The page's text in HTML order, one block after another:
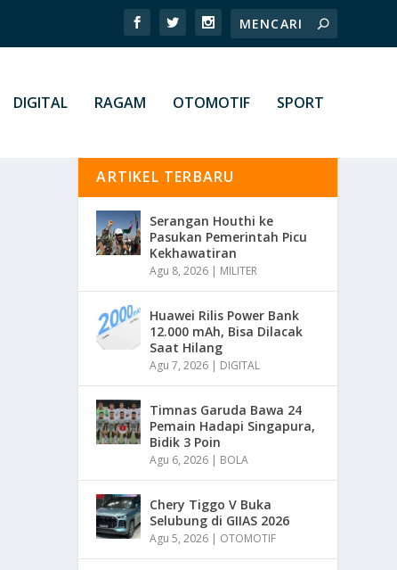
DIGITAL RAGAM OTOMOTIF SPORT
ARTIKEL TERBARU
Serangan Houthi ke
Pasukan Pemerintah Picu
Kekhawatiran
Agu 8, 2026 | MILITER
Huawei Rilis Power Bank
12.000 mAh, Bisa Dilacak
Saat Hilang
Agu 7, 2026 | DIGITAL
Timnas Garuda Bawa 24
Pemain Hadapi Singapura,
Bidik 3 Poin
Agu 6, 2026 | BOLA
Chery Tiggo V Buka
Selubung di GIIAS 2026
Agu 5, 2026 | OTOMOTIF